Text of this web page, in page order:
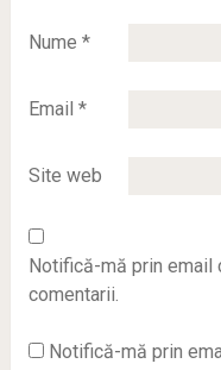
Nume *
Email *
Site web
Notifică-mă prin email
comentarii.
Notifică-mă prin